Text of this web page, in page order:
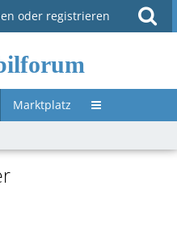
oder registrieren
Marktplatz Untermenü »